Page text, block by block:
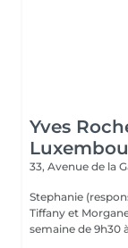
Yves
33, Avenue de la
Stephanie
Tiffany et
semaine de 9h30